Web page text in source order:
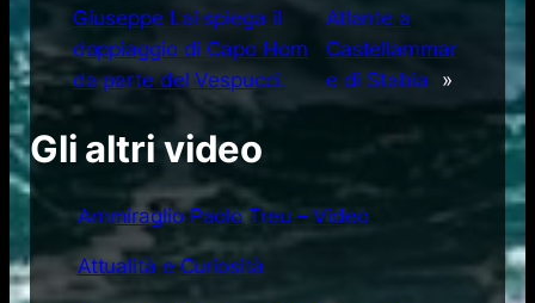
Giuseppe Lai spiega il
doppiaggio di Capo Horn
da parte del Vespucci.
Atlante a
Castellammar
e di Stabia
»
Gli altri video
Ammiraglio Paolo Treu – Video
Attualità e Curiosità